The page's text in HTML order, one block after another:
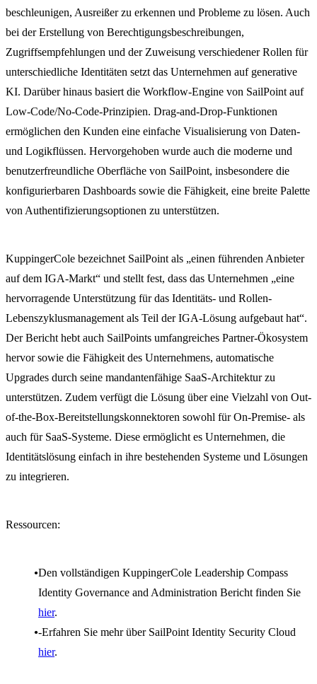
beschleunigen, Ausreißer zu erkennen und Probleme zu lösen. Auch
bei der Erstellung von Berechtigungsbeschreibungen,
Zugriffsempfehlungen und der Zuweisung verschiedener Rollen für
unterschiedliche Identitäten setzt das Unternehmen auf generative
KI. Darüber hinaus basiert die Workflow-Engine von SailPoint auf
Low-Code/No-Code-Prinzipien. Drag-and-Drop-Funktionen
ermöglichen den Kunden eine einfache Visualisierung von Daten-
und Logikflüssen. Hervorgehoben wurde auch die moderne und
benutzerfreundliche Oberfläche von SailPoint, insbesondere die
konfigurierbaren Dashboards sowie die Fähigkeit, eine breite Palette
von Authentifizierungsoptionen zu unterstützen.
KuppingerCole bezeichnet SailPoint als „einen führenden Anbieter
auf dem IGA-Markt“ und stellt fest, dass das Unternehmen „eine
hervorragende Unterstützung für das Identitäts- und Rollen-
Lebenszyklusmanagement als Teil der IGA-Lösung aufgebaut hat“.
Der Bericht hebt auch SailPoints umfangreiches Partner-Ökosystem
hervor sowie die Fähigkeit des Unternehmens, automatische
Upgrades durch seine mandantenfähige SaaS-Architektur zu
unterstützen. Zudem verfügt die Lösung über eine Vielzahl von Out-
of-the-Box-Bereitstellungskonnektoren sowohl für On-Premise- als
auch für SaaS-Systeme. Diese ermöglicht es Unternehmen, die
Identitätslösung einfach in ihre bestehenden Systeme und Lösungen
zu integrieren.
Ressourcen:
Den vollständigen KuppingerCole Leadership Compass
Identity Governance and Administration Bericht finden Sie
hier.
-Erfahren Sie mehr über SailPoint Identity Security Cloud
hier.